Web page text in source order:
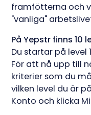
framfötterna och
"vanliga"
På Yepstr finns 10
Du startar på level
För att nå upp till
kriterier som du
vilken level du är
Konto och klicka